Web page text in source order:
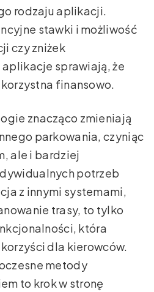
rodzaju aplikacji.
stawki i możliwość
czy zniżek
sprawiają, że
finansowo.
znacząco zmieniają
parkowania, czyniąc
ale i bardziej
potrzeb
z innymi systemami,
trasy, to tylko
która
dla kierowców.
metody
to krok w stronę